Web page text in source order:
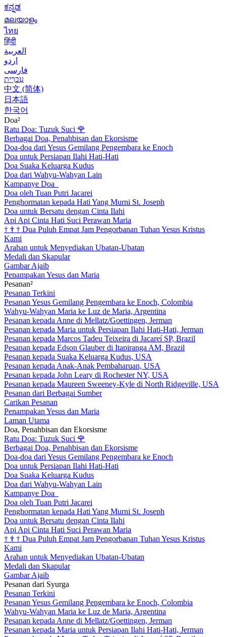
ಕನ್ನಡ
മലയാളം
ไทย
हिंदी
العربية
اردو
فارسی
עִברִית
中文 (简体)
日本語
한국어
Doa²
Ratu Doa: Tuzuk Suci 🌹
Berbagai Doa, Penahbisan dan Ekorsisme
Doa-doa dari Yesus Gemilang Pengembara ke Enoch
Doa untuk Persiapan Ilahi Hati-Hati
Doa Suaka Keluarga Kudus
Doa dari Wahyu-Wahyan Lain
Kampanye Doa
Doa oleh Tuan Putri Jacarei
Penghormatan kepada Hati Yang Murni St. Joseph
Doa untuk Bersatu dengan Cinta Ilahi
Api Api Cinta Hati Suci Perawan Maria
† † † Dua Puluh Empat Jam Pengorbanan Tuhan Yesus Kristus
Kami
Arahan untuk Menyediakan Ubatan-Ubatan
Medali dan Skapular
Gambar Ajaib
Penampakan Yesus dan Maria
Pesanan²
Pesanan Terkini
Pesanan Yesus Gemilang Pengembara ke Enoch, Colombia
Wahyu-Wahyan Maria ke Luz de Maria, Argentina
Pesanan kepada Anne di Mellatz/Goettingen, Jerman
Pesanan kepada Maria untuk Persiapan Ilahi Hati-Hati, Jerman
Pesanan kepada Marcos Tadeu Teixeira di Jacareí SP, Brazil
Pesanan kepada Edson Glauber di Itapiranga AM, Brazil
Pesanan kepada Suaka Keluarga Kudus, USA
Pesanan kepada Anak-Anak Pembaharuan, USA
Pesanan kepada John Leary di Rochester NY, USA
Pesanan kepada Maureen Sweeney-Kyle di North Ridgeville, USA
Pesanan dari Berbagai Sumber
Carikan Pesanan
Penampakan Yesus dan Maria
Laman Utama
Doa, Penahbisan dan Ekorsisme
Ratu Doa: Tuzuk Suci 🌹
Berbagai Doa, Penahbisan dan Ekorsisme
Doa-doa dari Yesus Gemilang Pengembara ke Enoch
Doa untuk Persiapan Ilahi Hati-Hati
Doa Suaka Keluarga Kudus
Doa dari Wahyu-Wahyan Lain
Kampanye Doa
Doa oleh Tuan Putri Jacarei
Penghormatan kepada Hati Yang Murni St. Joseph
Doa untuk Bersatu dengan Cinta Ilahi
Api Api Cinta Hati Suci Perawan Maria
† † † Dua Puluh Empat Jam Pengorbanan Tuhan Yesus Kristus
Kami
Arahan untuk Menyediakan Ubatan-Ubatan
Medali dan Skapular
Gambar Ajaib
Pesanan dari Syurga
Pesanan Terkini
Pesanan Yesus Gemilang Pengembara ke Enoch, Colombia
Wahyu-Wahyan Maria ke Luz de Maria, Argentina
Pesanan kepada Anne di Mellatz/Goettingen, Jerman
Pesanan kepada Maria untuk Persiapan Ilahi Hati-Hati, Jerman